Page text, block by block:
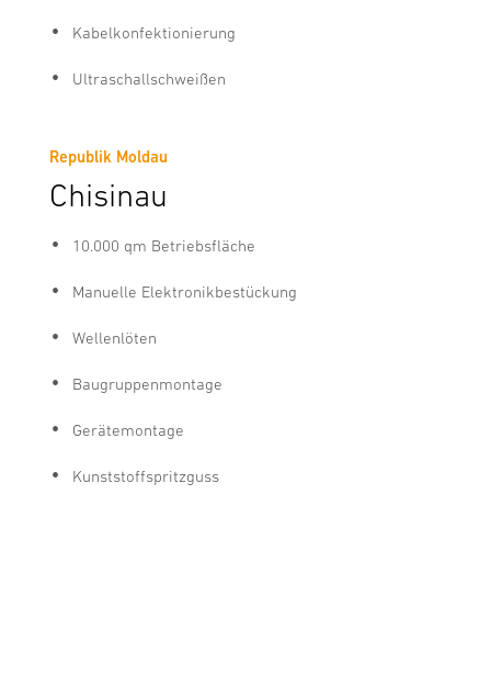
Kabelkonfektionierung
Ultraschallschweißen
Republik Moldau
Chisinau
10.000 qm Betriebsfläche
Manuelle Elektronikbestückung
Wellenlöten
Baugruppenmontage
Gerätemontage
Kunststoffspritzguss